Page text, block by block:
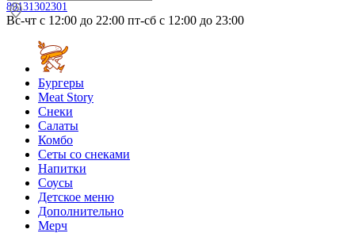
89131302301
Вс-чт с 12:00 до 22:00 пт-сб с 12:00 до 23:00
Бургеры
Meat Story
Снеки
Салаты
Комбо
Сеты со снеками
Напитки
Соусы
Детское меню
Дополнительно
Мерч